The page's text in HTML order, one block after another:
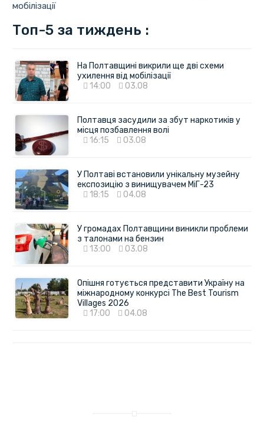
мобілізації
Топ-5 за тиждень :
На Полтавщині викрили ще дві схеми
ухилення від мобілізації
14:00
03.08
Полтавця засудили за збут наркотиків у
місця позбавлення волі
16:15
03.08
У Полтаві встановили унікальну музейну
експозицію з винищувачем МіГ-23
18:15
04.08
У громадах Полтавщини виникли проблеми
з талонами на бензин
13:00
03.08
Опішня готується представити Україну на
міжнародному конкурсі The Best Tourism
Villages 2026
17:00
04.08